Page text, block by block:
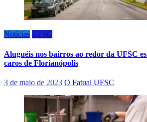
Notícias UFSC
Aluguéis nos bairros ao redor da UFSC
caros de Florianópolis
3 de maio de 2023 O Fatual UFSC